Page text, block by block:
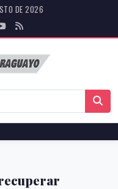
DE 2026